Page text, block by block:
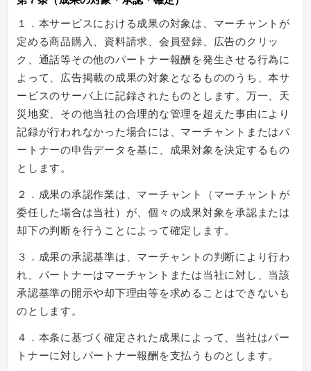
１．本サービスにおける成果の対象は、マーチャントが
定める商品購入、資料請求、会員登録、広告のクリッ
ク、通話等その他のパートナー報酬を発生させる行為に
よって、広告掲載の成果の対象となるもののうち、本サ
ービスのサーバ上に記録されたものとします。万一、天
災地変、その他当社の合理的な管理を超えた事由により
記録が行われなかった場合には、マーチャントまたはパ
ートナーの申告データを基に、成果対象を決定するもの
とします。
２．成果の承認作業は、マーチャント（マーチャントが
委任した場合は当社）が、個々の成果対象を承認または
却下の判断を行うことによって確定します。
３．成果の承認基準は、マーチャントの判断により行わ
れ、パートナーはマーチャントまたは当社に対し、当該
承認基準の開示や却下理由等を求めることはできないも
のとします。
４．本条に基づく確定された成果によって、当社はパー
トナーに対しパートナー報酬を支払うものとします。